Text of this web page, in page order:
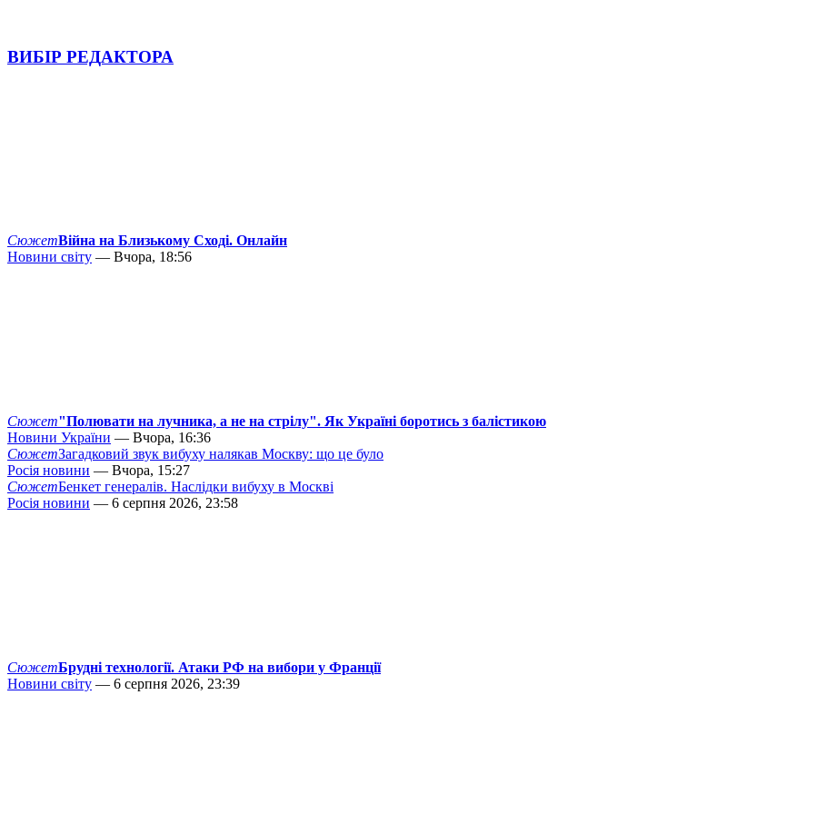
ВИБІР РЕДАКТОРА
СюжетВійна на Близькому Сході. Онлайн
Новини світу — Вчора, 18:56
Сюжет"Полювати на лучника, а не на стрілу". Як Україні боротись з балістикою
Новини України — Вчора, 16:36
СюжетЗагадковий звук вибуху налякав Москву: що це було
Росія новини — Вчора, 15:27
СюжетБенкет генералів. Наслідки вибуху в Москві
Росія новини — 6 серпня 2026, 23:58
СюжетБрудні технології. Атаки РФ на вибори у Франції
Новини світу — 6 серпня 2026, 23:39